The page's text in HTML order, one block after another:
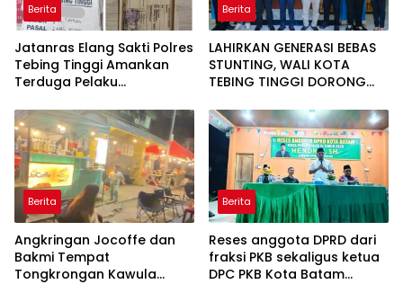
Berita
Jatanras Elang Sakti Polres
Tebing Tinggi Amankan
Terduga Pelaku
Motor
Berita
LAHIRKAN GENERASI BEBAS
STUNTING, WALI KOTA
TEBING TINGGI DORONG
Berita
Angkringan Jocoffe dan
Bakmi Tempat
Tongkrongan Kawula
Berita
Reses anggota DPRD dari
fraksi PKB sekaligus ketua
DPC PKB Kota Batam